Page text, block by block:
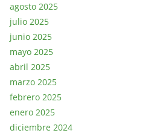
agosto 2025
julio 2025
junio 2025
mayo 2025
abril 2025
marzo 2025
febrero 2025
enero 2025
diciembre 2024